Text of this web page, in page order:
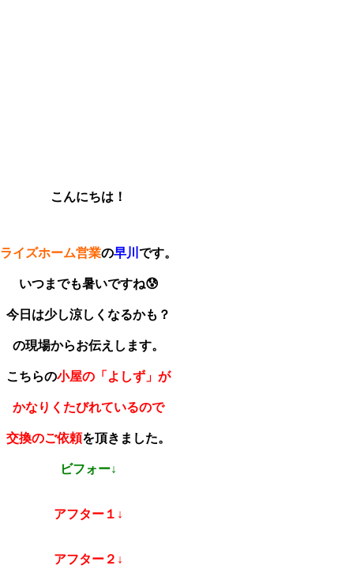
こんにちは！
ライズホーム営業の早川 です。
いつまでも暑いですね😰
今日は少し涼しくなるかも？
の現場からお伝えします。
こちらの小屋の「よしず」が
かなりくたびれているので
交換のご依頼を頂きました。
ビフォー↓
アフター１↓
アフター２↓